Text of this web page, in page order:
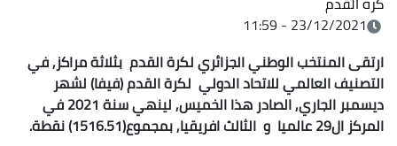
23/12/2021 - 11:59
ارتقى المنتخب الوطني الجزائري لكرة القدم بثلاثة مراكز, في
التصنيف العالمي للاتحاد الدولي لكرة القدم (فيفا) لشهر
ديسمبر الجاري, الصادر هذا الخميس, لينهي سنة 2021 في
المركز ال29 عالميا و الثالث افريقيا, بمجموع(1516.51) نقطة.